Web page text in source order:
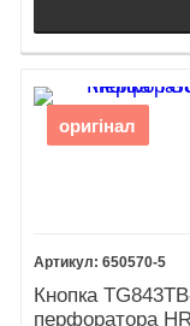
оригінал
650570-5
Кнопка
перфоратора